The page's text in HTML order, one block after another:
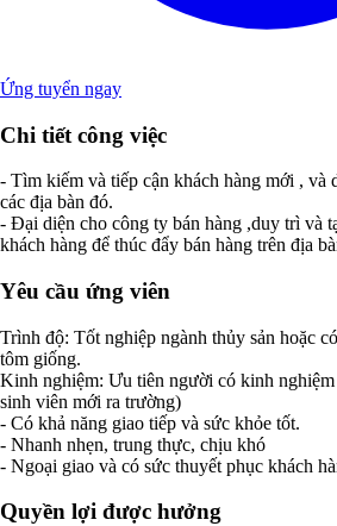
Ứng tuyển ngay
Chi tiết công việc
- Tìm kiếm và tiếp cận khách hàng mới , và
các địa bàn đó.
- Đại diện cho công ty bán hàng ,duy trì và
khách hàng để thúc đẩy bán hàng trên địa
Yêu cầu ứng viên
Trình độ: Tốt nghiệp ngành thủy sản hoặc
tôm giống.
Kinh nghiệm: Ưu tiên người có kinh nghiệm
sinh viên mới ra trường)
- Có khả năng giao tiếp và sức khỏe tốt.
- Nhanh nhẹn, trung thực, chịu khó
- Ngoại giao và có sức thuyết phục khách
Quyền lợi được hưởng